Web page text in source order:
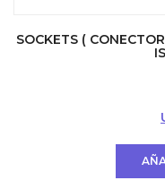
SOCKETS (